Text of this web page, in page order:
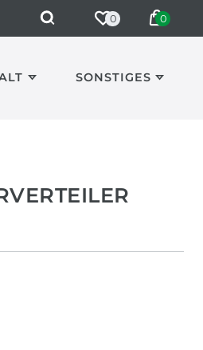
0 0
SONSTIGES